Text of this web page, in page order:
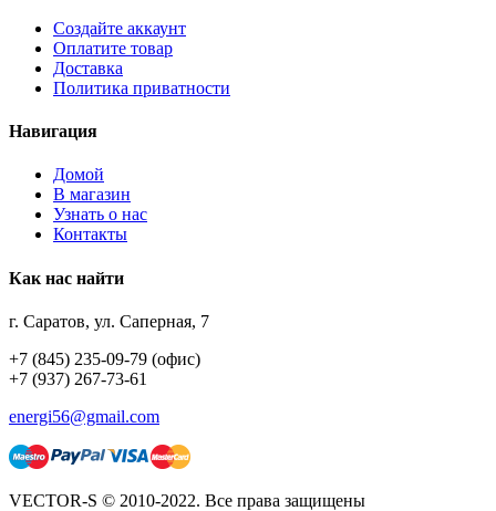
Создайте аккаунт
Оплатите товар
Доставка
Политика приватности
Навигация
Домой
В магазин
Узнать о нас
Контакты
Как нас найти
г. Саратов, ул. Саперная, 7
+7 (845) 235-09-79 (офис)
+7 (937) 267-73-61
energi56@gmail.com
VECTOR-S © 2010-2022. Все права защищены